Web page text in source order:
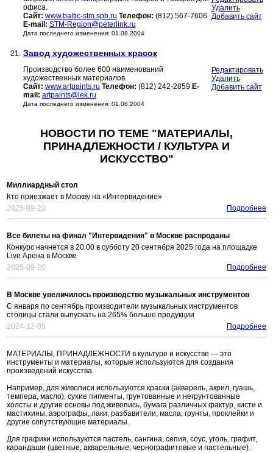
офиса.
Сайт: www.baltic-stm.spb.ru Телефон: (812) 567-7606
E-mail: STM-Region@peterlink.ru
Дата последнего изменения: 01.08.2004
Удалить
Добавить сайт
21. Завод художественных красок
Производство более 600 наименований
художественных материалов.
Сайт: www.artpaints.ru Телефон: (812) 242-2859 E-
mail: artpaints@lek.ru
Дата последнего изменения: 01.08.2004
Редактировать
Удалить
Добавить сайт
НОВОСТИ ПО ТЕМЕ "МАТЕРИАЛЫ,
ПРИНАДЛЕЖНОСТИ / КУЛЬТУРА И
ИСКУССТВО"
Миллиардный стол
Кто приезжает в Москву на «Интервидение»
2025-09-20
Подробнее
Все билеты на финал "Интервидения" в Москве распроданы
Конкурс начнется в 20.00 в субботу 20 сентября 2025 года на площадке
Live Арена в Москве
2025-09-20
Подробнее
В Москве увеличилось производство музыкальных инструментов
С января по сентябрь производители музыкальных инструментов
столицы стали выпускать на 265% больше продукции
2024-12-05
Подробнее
МАТЕРИАЛЫ, ПРИНАДЛЕЖНОСТИ в культуре и искусстве — это
инструменты и материалы, которые используются для создания
произведений искусства.
Например, для живописи используются краски (акварель, акрил, гуашь,
темпера, масло), сухие пигменты, грунтованные и негрунтованные
холсты и другие основы под живопись, бумага различных фактур, кисти и
мастихины, аэрографы, лаки, разбавители, масла, грунты, проклейки и
другие сопутствующие материалы.
Для графики используются пастель, сангина, сепия, соус, уголь, графит,
карандаши (цветные, акварельные, чернографитовые и пастельные).